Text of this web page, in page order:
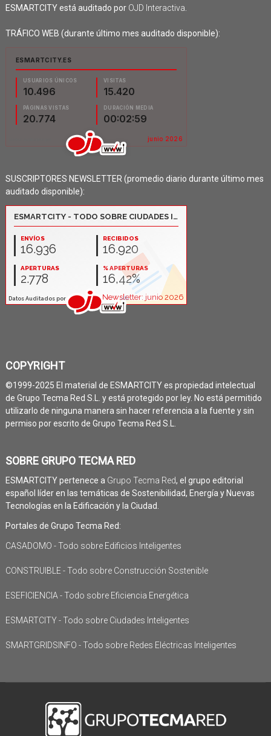
ESMARTCITY está auditado por OJD Interactiva
TRÁFICO WEB (durante último mes auditado disponible):
SUSCRIPTORES NEWSLETTER (promedio diario durante último mes
auditado disponible):
COPYRIGHT
©1999-2025 El material de ESMARTCITY es propiedad intelectual
de Grupo Tecma Red S.L. y está protegido por ley. No está permitido
utilizarlo de ninguna manera sin hacer referencia a la fuente y sin
permiso por escrito de Grupo Tecma Red S.L.
SOBRE GRUPO TECMA RED
ESMARTCITY pertenece a Grupo Tecma Red, el grupo editorial
español líder en las temáticas de Sostenibilidad, Energía y Nuevas
Tecnologías en la Edificación y la Ciudad.
Portales de Grupo Tecma Red:
CASADOMO - Todo sobre Edificios Inteligentes
CONSTRUIBLE - Todo sobre Construcción Sostenible
ESEFICIENCIA - Todo sobre Eficiencia Energética
ESMARTCITY - Todo sobre Ciudades Inteligentes
SMARTGRIDSINFO - Todo sobre Redes Eléctricas Inteligentes